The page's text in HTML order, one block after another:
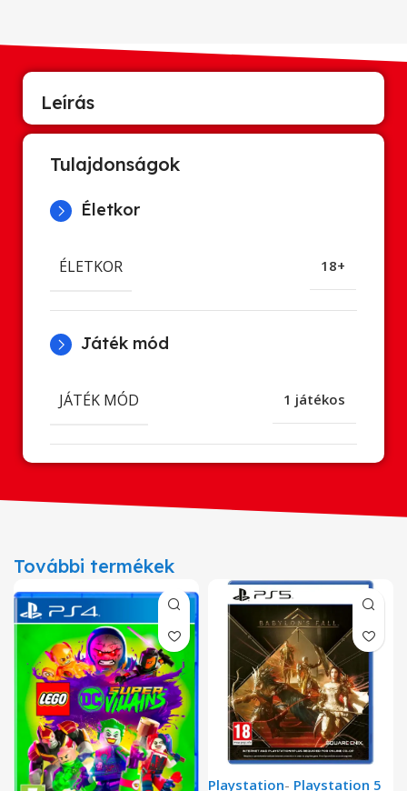
Leírás
Tulajdonságok
Életkor
ÉLETKOR 18+
Játék mód
JÁTÉK MÓD 1 játékos
További termékek
Playstation- Playstation 5